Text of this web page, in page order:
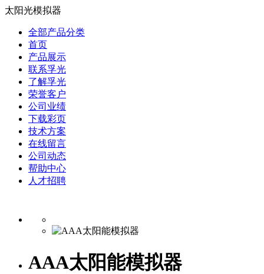
太阳光模拟器
全部产品分类
首页
产品展示
联系孚光
了解孚光
荣誉客户
公司业绩
下载彩页
技术方案
在线留言
公司动态
帮助中心
人才招聘
AAA太阳能模拟器